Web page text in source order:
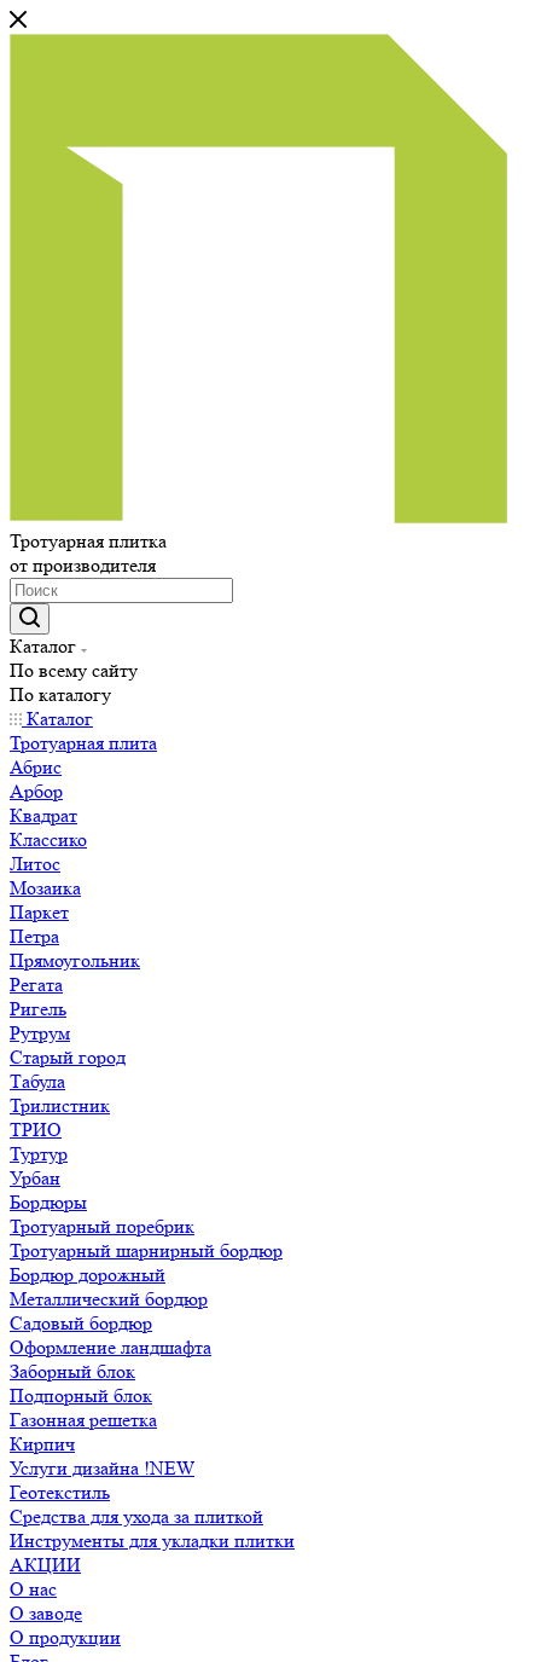
Тротуарная плитка
от производителя
Каталог
По всему сайту
По каталогу
Каталог
Тротуарная плита
Абрис
Арбор
Квадрат
Классико
Литос
Мозаика
Паркет
Петра
Прямоугольник
Регата
Ригель
Рутрум
Старый город
Табула
Трилистник
ТРИО
Туртур
Урбан
Бордюры
Тротуарный поребрик
Тротуарный шарнирный бордюр
Бордюр дорожный
Металлический бордюр
Садовый бордюр
Оформление ландшафта
Заборный блок
Подпорный блок
Газонная решетка
Кирпич
Услуги дизайна !NEW
Геотекстиль
Средства для ухода за плиткой
Инструменты для укладки плитки
АКЦИИ
О нас
О заводе
О продукции